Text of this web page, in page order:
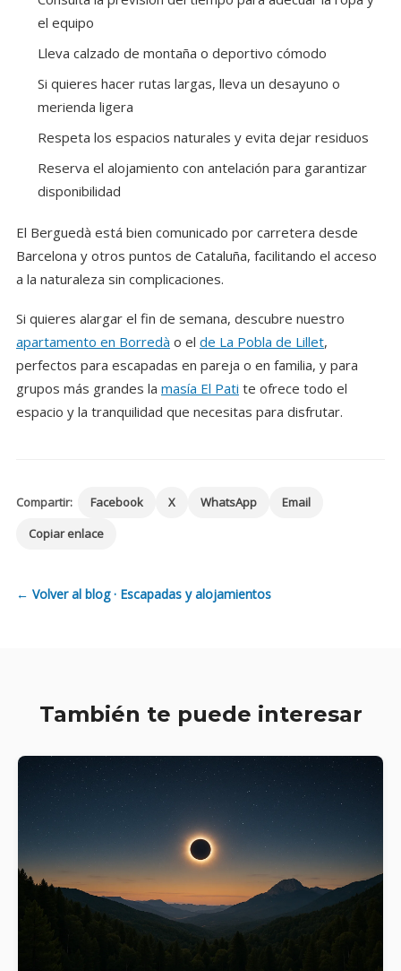
el equipo
Lleva calzado de montaña o deportivo cómodo
Si quieres hacer rutas largas, lleva un desayuno o
merienda ligera
Respeta los espacios naturales y evita dejar residuos
Reserva el alojamiento con antelación para garantizar
disponibilidad
El Berguedà está bien comunicado por carretera desde
Barcelona y otros puntos de Cataluña, facilitando el acceso
a la naturaleza sin complicaciones.
Si quieres alargar el fin de semana, descubre nuestro
apartamento en Borredà o el de La Pobla de Lillet,
perfectos para escapadas en pareja o en familia, y para
grupos más grandes la masía El Pati te ofrece todo el
espacio y la tranquilidad que necesitas para disfrutar.
Compartir: Facebook X WhatsApp
Email
Copiar enlace
← Volver al blog · Escapadas y alojamientos
También te puede interesar